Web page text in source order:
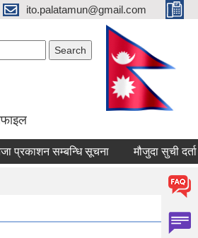
ito.palatamun@gmail.com
सम्बन्धि सूचना मौजुदा सुची दर्ता गर्ने